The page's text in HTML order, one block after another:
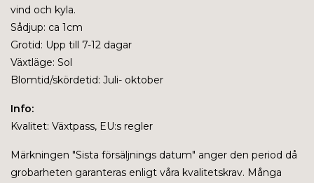
vind och kyla.
Sådjup: ca 1cm
Grotid: Upp till 7-12 dagar
Växtläge: Sol
Blomtid/skördetid: Juli- oktober
Info:
Kvalitet: Växtpass, EU:s regler
Märkningen "Sista försäljnings datum" anger den period då
grobarheten garanteras enligt våra kvalitetskrav. Många